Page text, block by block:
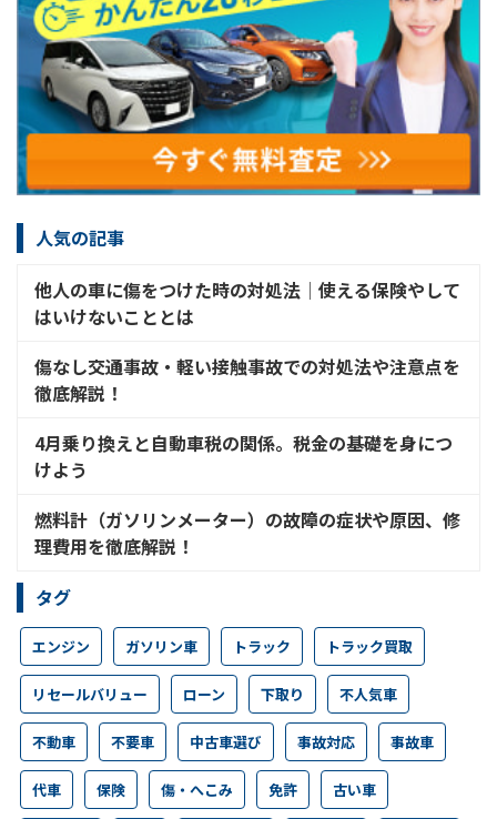
人気の記事
他人の車に傷をつけた時の対処法│使える保険やして
はいけないこととは
傷なし交通事故・軽い接触事故での対処法や注意点を
徹底解説！
4月乗り換えと自動車税の関係。税金の基礎を身につ
けよう
燃料計（ガソリンメーター）の故障の症状や原因、修
理費用を徹底解説！
タグ
エンジン ガソリン車 トラック トラック買取
リセールバリュー ローン 下取り 不人気車
不動車 不要車 中古車選び 事故対応 事故車
代車 保険 傷・へこみ 免許 古い車